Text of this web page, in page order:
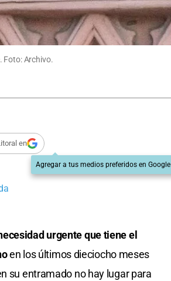
Foto: Archivo.
en
Agregar a tus medios preferidos en Google
urgente que tiene el
en los últimos dieciocho meses
su entramado no hay lugar para